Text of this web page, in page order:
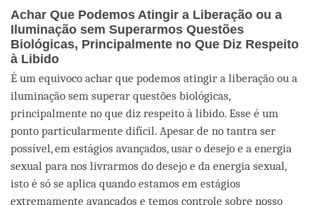
Achar Que Podemos Atingir a Liberação ou a
Iluminação sem Superarmos Questões
Biológicas, Principalmente no Que Diz Respeito
à Libido
É um equivoco achar que podemos atingir a liberação ou a
iluminação sem superar questões biológicas,
principalmente no que diz respeito à libido. Esse é um
ponto particularmente difícil. Apesar de no tantra ser
possível, em estágios avançados, usar o desejo e a energia
sexual para nos livrarmos do desejo e da energia sexual,
isto é só se aplica quando estamos em estágios
extremamente avançados e temos controle sobre nosso